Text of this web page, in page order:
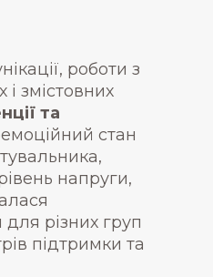
роботи з
змістовних
та
стан
напруги,
різних груп
підтримки та